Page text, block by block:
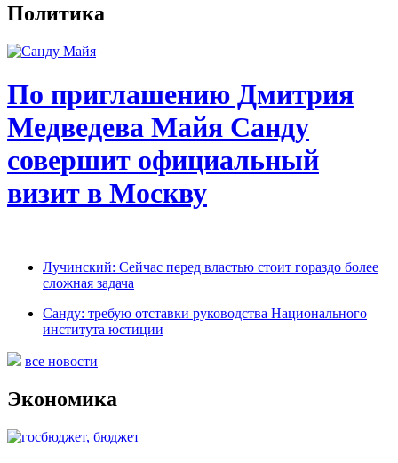
Политика
По приглашению Дмитрия
Медведева Майя Санду
совершит официальный
визит в Москву
Лучинский: Сейчас перед властью стоит гораздо более
сложная задача
Санду: требую отставки руководства Национального
института юстиции
все новости
Экономика